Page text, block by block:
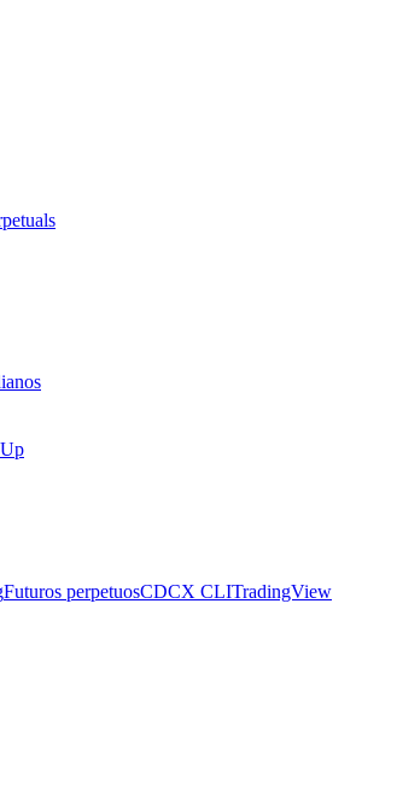
Futuros perpetuosCDCX CLITradingView